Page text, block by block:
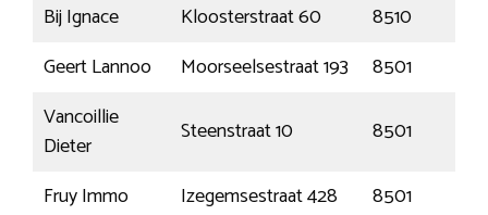
Bij Ignace
Kloosterstraat 60 8510
Geert Lannoo
Moorseelsestraat 193 8501
Vancoillie
Dieter
Steenstraat 10 8501
Fruy Immo
Izegemsestraat 428 8501